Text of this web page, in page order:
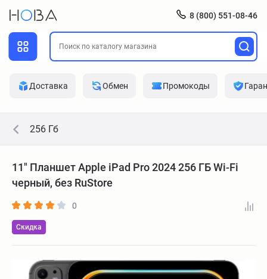
8 (800) 551-08-46
Доставка Обмен Промокоды
256 Гб
11" Планшет Apple iPad Pro 2024 256 ГБ Wi-Fi
черный, без RuStore
0
Скидка